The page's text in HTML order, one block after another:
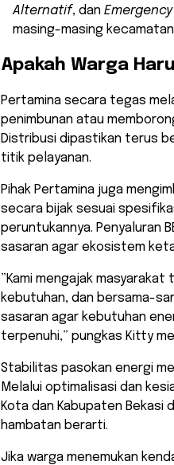
Alternatif, dan Emergency
masing-masing
​Apakah Warga
​Pertamina secara tegas
penimbunan atau
Distribusi dipastikan terus
titik pelayanan.
​Pihak Pertamina juga
secara bijak sesuai
peruntukannya. Penyaluran
sasaran agar ekosistem
​”Kami mengajak
kebutuhan, dan bersama-
sasaran agar kebutuhan
terpenuhi,” pungkas Kitty
​Stabilitas pasokan energi
Melalui optimalisasi dan
Kota dan Kabupaten Bekasi
hambatan berarti.
​Jika warga menemukan